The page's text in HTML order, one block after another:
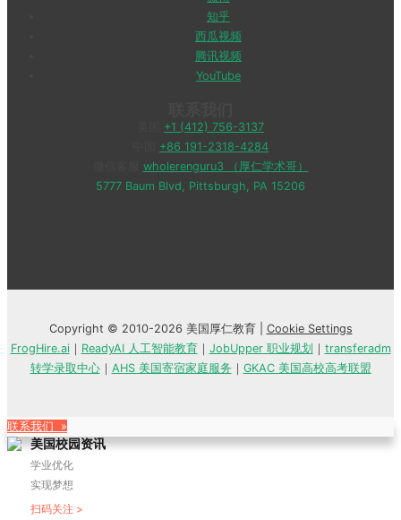
知乎
西瓜视频
腾讯视频
YouTube
+1 (412) 756-3137
+86 191-2318-4284
wholerenguru3 （厚仁学术哥）
5777 Baum Blvd, Pittsburgh, PA 15206
Copyright © 2010-2026 美国厚仁教育 | Cookie Settings
FrogHire.ai｜ ReadyAI 人工智能教育｜ JobUpper 职业规划 ｜ transferadm
转学录取中心｜ AHS 美国寄宿家庭服务 ｜ GKAC 美国高校高考联盟
联系我们 »
美国校园资讯
学业优化
实现梦想
扫码关注 >